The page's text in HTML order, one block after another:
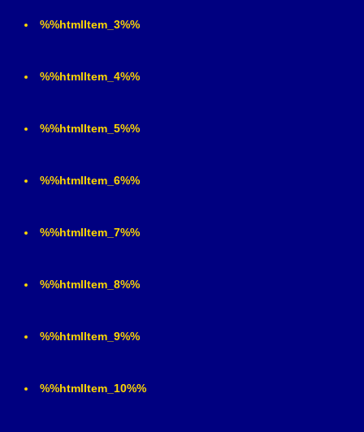
%%htmlItem_3%%
%%htmlItem_4%%
%%htmlItem_5%%
%%htmlItem_6%%
%%htmlItem_7%%
%%htmlItem_8%%
%%htmlItem_9%%
%%htmlItem_10%%